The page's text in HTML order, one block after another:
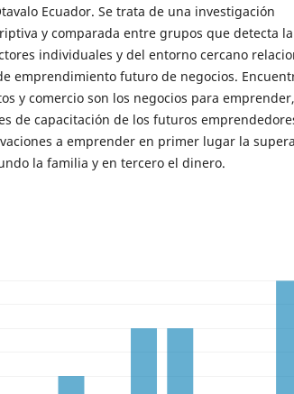
Ecuador. Se trata de una investigación
y comparada entre grupos que detecta la
individuales y del entorno cercano
emprendimiento futuro de negocios.
y comercio son los negocios para
de capacitación de los futuros
a emprender en primer lugar la
la familia y en tercero el dinero.